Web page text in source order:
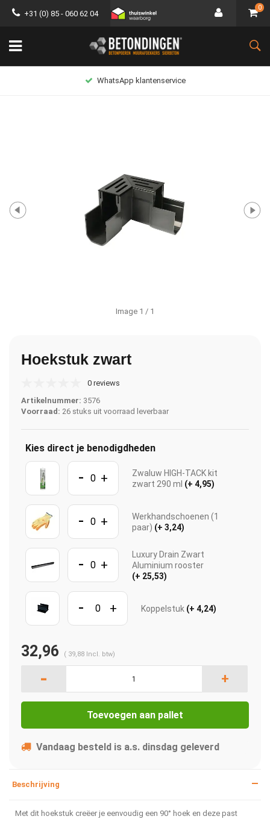
+31 (0) 85 - 060 62 04
0
WhatsApp klantenservice
Image 1 / 1
Hoekstuk zwart
0 reviews
Artikelnummer: 3576
Voorraad: 26 stuks uit voorraad leverbaar
Kies direct je benodigdheden
- +
Zwaluw HIGH-TACK kit
zwart 290 ml (+ 4,95)
- +
Werkhandschoenen (1
paar) (+ 3,24)
- +
Luxury Drain Zwart
Aluminium rooster
(+ 25,53)
- + Koppelstuk (+ 4,24)
32,96 ( 39,88 Incl. btw)
- +
Toevoegen aan pallet
Vandaag besteld is a.s. dinsdag geleverd
Beschrijving
Met dit hoekstuk creëer je eenvoudig een 90° hoek en deze past